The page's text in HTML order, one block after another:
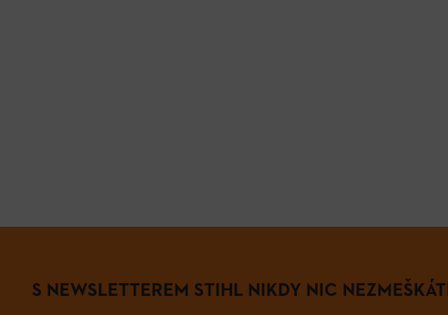
S NEWSLETTEREM STIHL NIKDY NIC